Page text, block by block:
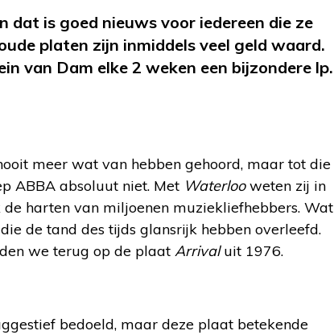
dat is goed nieuws voor iedereen die ze
platen zijn inmiddels veel geld waard.
van Dam elke 2 weken een bijzondere lp.
meer wat van hebben gehoord, maar tot die
ABBA absoluut niet. Met Waterlooweten zij in
harten van miljoenen muziekliefhebbers. Wat
de tand des tijds glansrijk hebben overleefd.
we terug op de plaat Arrivaluit 1976.
bedoeld, maar deze plaat betekende